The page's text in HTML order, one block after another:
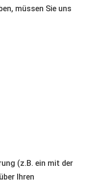
müssen Sie uns
(z.B. ein mit der
Ihren